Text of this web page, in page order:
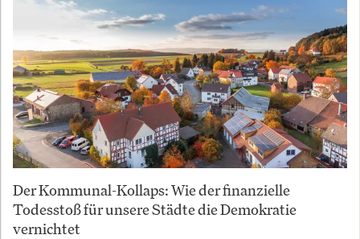
Der Kommunal-Kollaps: Wie der finanzielle
Todesstoß für unsere Städte die Demokratie
vernichtet